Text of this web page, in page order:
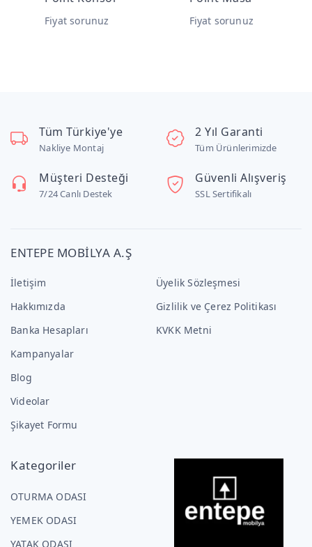
Fiyat sorunuz Fiyat sorunuz
Tüm Türkiye'ye
Nakliye Montaj
2 Yıl Garanti
Tüm Ürünlerimizde
Müşteri Desteği
7/24 Canlı Destek
Güvenli Alışveriş
SSL Sertifikalı
ENTEPE MOBİLYA A.Ş
İletişim
Hakkımızda
Banka Hesapları
Kampanyalar
Blog
Videolar
Şikayet Formu
Üyelik Sözleşmesi
Gizlilik ve Çerez Politikası
KVKK Metni
Kategoriler
OTURMA ODASI
YEMEK ODASI
YATAK ODASI